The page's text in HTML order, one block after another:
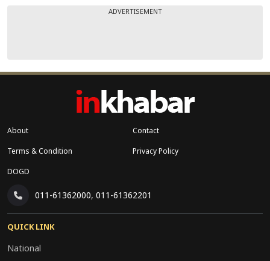
ADVERTISEMENT
About
Contact
Terms & Condition
Privacy Policy
DOGD
011-61362000, 011-61362201
QUICK LINK
National